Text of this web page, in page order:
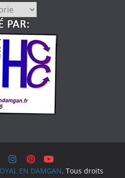
EN DAMGAN. Tous droits